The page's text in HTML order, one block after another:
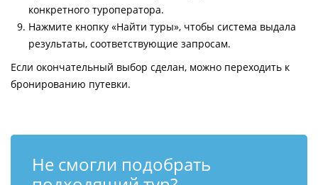
конкретного туроператора.
Нажмите кнопку «Найти туры», чтобы система выдала
результаты, соответствующие запросам.
Если окончательный выбор сделан, можно переходить к
бронированию путевки.
Не смогли подобрать